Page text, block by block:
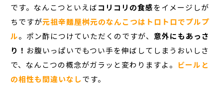
です。なんこつといえばコリコリの食感をイメージしが
ちですが元祖辛麺屋桝元のなんこつはトロトロでプルプ
ル。ポン酢につけていただくのですが、 意外にもあっさ
り！ お腹いっぱいでもつい手を伸ばしてしまうおいしさ
で、なんこつの概念がガラッと変わりますよ。 ビールと
の相性も間違いなしです。